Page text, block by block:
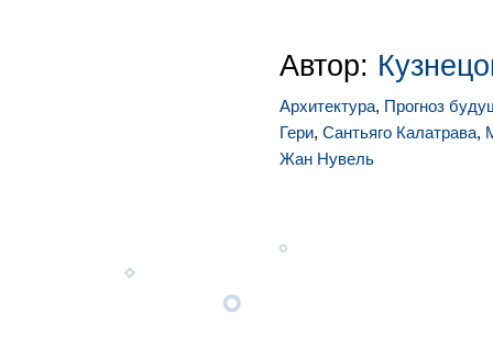
Автор:
Архитектура, Прогноз
Гери, Сантьяго Калатрава,
Жан Нувель